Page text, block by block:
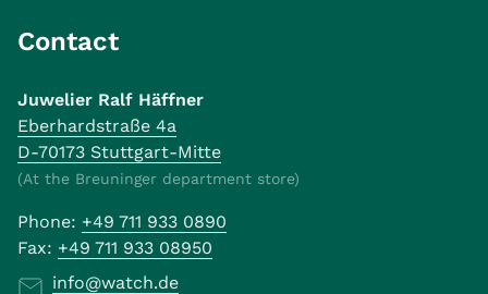
Contact
Juwelier Ralf Häffner
Eberhardstraße 4a
D-70173 Stuttgart-Mitte
(At the Breuninger department store)
Phone: +49 711 933 0890
Fax: +49 711 933 08950
info@watch.de